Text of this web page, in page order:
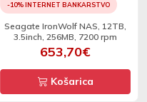
-10% INTERNET BANKARSTVO
Seagate IronWolf NAS, 12TB,
3.5inch, 256MB, 7200 rpm
653,70€
Košarica